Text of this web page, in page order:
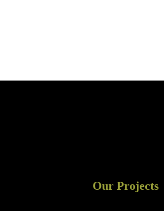
Our Projects